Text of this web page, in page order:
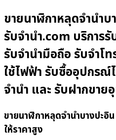
ขายนาฬิกาหลุดจำนำบ
รับจํานํา.com บริการ
รับจำนำมือถือ รับจำโ
ใช้ไฟฟ้า รับซื้ออุปกรณ์
จำนำ และ รับฝากขา
ขายนาฬิกาหลุดจำนำบางปะอิ
ให้ราคาสูง